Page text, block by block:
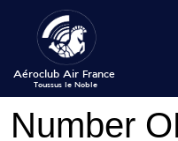
Number